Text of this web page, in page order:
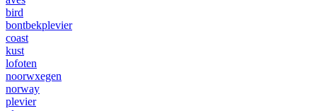
bird
bontbekplevier
coast
kust
lofoten
noorwxegen
norway
plevier